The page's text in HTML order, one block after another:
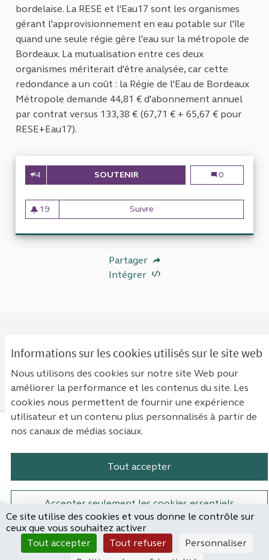
Informations sur les cookies utilisés sur le site web
Nous utilisons des cookies sur notre site Web pour
améliorer la performance et les contenus du site. Les
cookies nous permettent de fournir une expérience
utilisateur et un contenu plus personnalisés à partir de
nos canaux de médias sociaux.
Tout accepter
Accepter seulement les cookies essentiels
Paramètres
bordelaise. La RESE et l'Eau17 sont les organismes
gérant l'approvisionnement en eau potable sur l'île
quand une seule régie gère l'eau sur la métropole de
Bordeaux. La mutualisation entre ces deux
organismes mériterait d'être analysée, car cette
redondance a un coût : la Régie de l'Eau de Bordeaux
Métropole demande 44,81 € d'abonnement annuel
par contrat versus 133,38 € (67,71 € + 65,67 € pour
RESE+Eau17).
4 SOUTENIRAUDIT DES ORGANISMES DE
Audit des
0
19
19 abonnés
Suivre
Partager
Intégrer
0 COMMENTAIRE
Classement par : Les plus anciens
Mentions légales
Paramètres des cookies
Plateforme de participation de la
Plateforme de participation de la
Plateforme de participation
Plateforme de
Site réalisé par
Open Source Politics
(Lien externe)
grâce aulogiciel libre
Ce site utilise des cookies et vous donne le contrôle sur
ceux que vous souhaitez activer
Tout accepter
Tout refuser
Personnaliser